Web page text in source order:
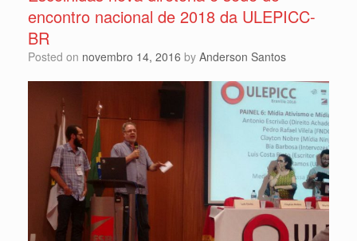
encontro nacional de 2018 da ULEPICC-
BR
Posted on novembro 14, 2016 by Anderson Santos